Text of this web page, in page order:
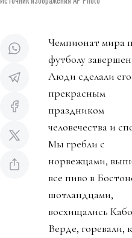
Чемпионат мира
футболу завершен.
Люди сделали его
прекрасным
праздником
человечества и
Мы гребли с
норвежцами,
все пиво в
шотландцами,
восхищались
Верде, горевали,